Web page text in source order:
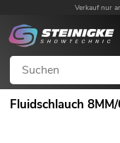
Verkauf nur
Fluidschlauch